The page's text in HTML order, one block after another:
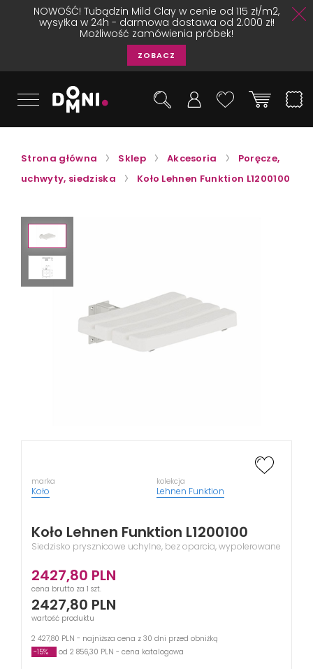
NOWOŚĆ! Tubądzin Mild Clay w cenie od 115 zł/m2,
wysyłka w 24h - darmowa dostawa od 2.000 zł!
Możliwość zamówienia próbek!
ZOBACZ
Strona główna Sklep Akcesoria
Poręcze,
uchwyty, siedziska
Koło Lehnen Funktion L1200100
marka
Koło
kolekcja
Lehnen Funktion
Koło Lehnen Funktion L1200100
Siedzisko prysznicowe uchylne, bez oparcia, wypolerowane
2427,80 PLN
cena brutto za 1 szt.
2427,80 PLN
wartość produktu
2 427,80 PLN - najniższa cena z 30 dni przed obniżką
-15%
od 2 856,30 PLN - cena katalogowa